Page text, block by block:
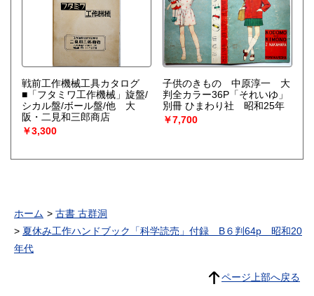
戦前工作機械工具カタログ
■「フタミワ工作機械」旋盤/
シカル盤/ボール盤/他 大
阪・二見和三郎商店
￥3,300
子供のきもの 中原淳一 大
判全カラー36P「それいゆ」
別冊 ひまわり社 昭和25年
￥7,700
ホーム
古書 古群洞
夏休み工作ハンドブック「科学読売」付録 B６判64p 昭和20
年代
ページ上部へ戻る